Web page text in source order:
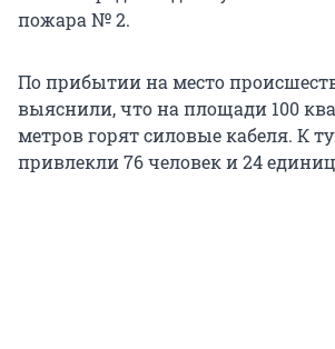
пожара № 2.
По прибытии на место
выяснили, что на площади 100
метров горят силовые кабеля. К
привлекли 76 человек и 24